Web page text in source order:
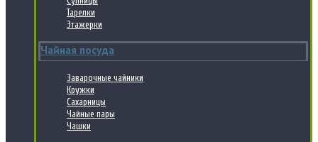
Тарелки
Этажерки
Чайная посуда
Заварочные чайники
Кружки
Сахарницы
Чайные пары
Чашки